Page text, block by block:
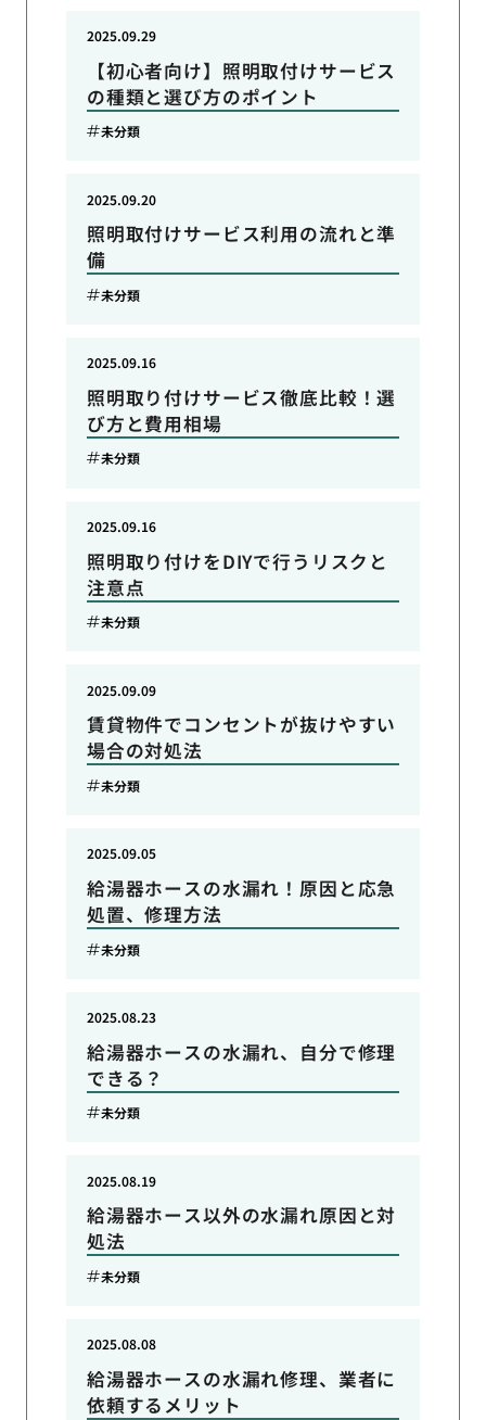
【初心者向け】照明取付けサービス
の種類と選び方のポイント
2025.09.29
未分類
照明取付けサービス利用の流れと準
備
2025.09.20
未分類
照明取り付けサービス徹底比較！選
び方と費用相場
2025.09.16
未分類
照明取り付けをDIYで行うリスクと
注意点
2025.09.16
未分類
賃貸物件でコンセントが抜けやすい
場合の対処法
2025.09.09
未分類
給湯器ホースの水漏れ！原因と応急
処置、修理方法
2025.09.05
未分類
給湯器ホースの水漏れ、自分で修理
できる？
2025.08.23
未分類
給湯器ホース以外の水漏れ原因と対
処法
2025.08.19
未分類
給湯器ホースの水漏れ修理、業者に
依頼するメリット
2025.08.08